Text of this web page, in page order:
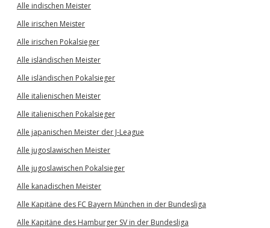
Alle indischen Meister
Alle irischen Meister
Alle irischen Pokalsieger
Alle isländischen Meister
Alle isländischen Pokalsieger
Alle italienischen Meister
Alle italienischen Pokalsieger
Alle japanischen Meister der J-League
Alle jugoslawischen Meister
Alle jugoslawischen Pokalsieger
Alle kanadischen Meister
Alle Kapitäne des FC Bayern München in der Bundesliga
Alle Kapitäne des Hamburger SV in der Bundesliga